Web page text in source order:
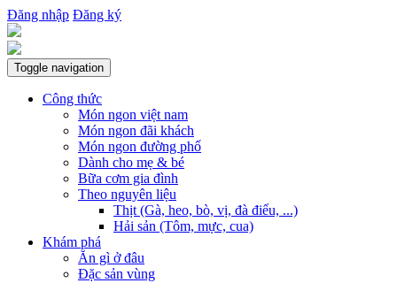
Đăng nhập Đăng ký
Toggle navigation
Công thức
Món ngon việt nam
Món ngon đãi khách
Món ngon đường phố
Dành cho mẹ & bé
Bữa cơm gia đình
Theo nguyên liệu
Thịt (Gà, heo, bò, vị, đà điểu, ...)
Hải sản (Tôm, mực, cua)
Khám phá
Ăn gì ở đâu
Đặc sản vùng